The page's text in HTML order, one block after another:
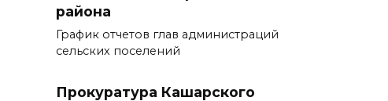
района
График отчетов глав администраций
сельских поселений
Прокуратура Кашарского